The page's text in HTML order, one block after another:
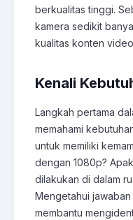
berkualitas tinggi.
kamera sedikit
kualitas konten
Kenali
Langkah pertama
memahami
untuk memiliki
dengan 1080p?
dilakukan di dalam
Mengetahui
membantu